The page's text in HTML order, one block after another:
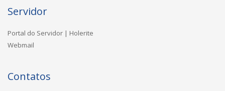
Servidor
Portal do Servidor | Holerite
Webmail
Contatos